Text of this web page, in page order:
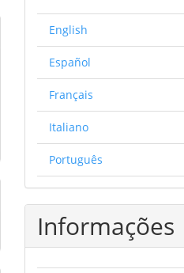
English
Español
Français
Italiano
Português
Informações